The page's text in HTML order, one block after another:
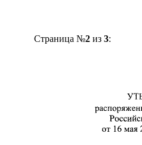
Страница №2из 3: